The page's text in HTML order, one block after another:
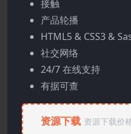
接触
产品轮播
HTML5 & CSS3 &
社交网络
24/7 在线支持
有据可查
资源下载 资源下载价